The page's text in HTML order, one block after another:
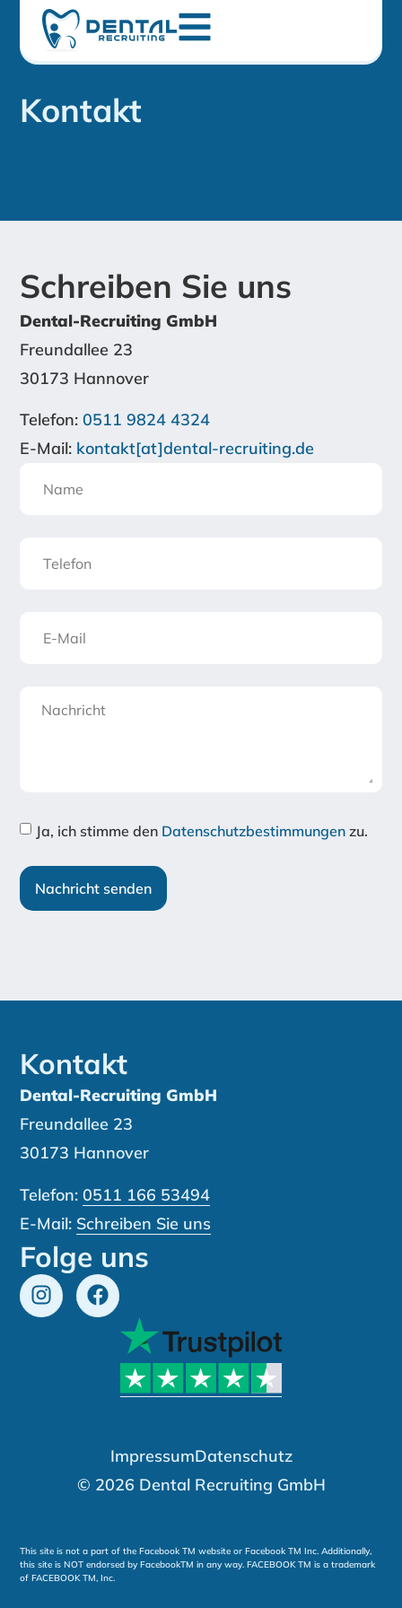
Kontakt
Schreiben Sie uns
Dental-Recruiting GmbH
Freundallee 23
30173 Hannover
Telefon:0511 9824 4324
E-Mail: kontakt[at]dental-recruiting.de
Ja, ich stimme den Datenschutzbestimmungen zu.
Nachricht senden
Kontakt
Dental-Recruiting GmbH
Freundallee 23
30173 Hannover
Telefon:0511 166 53494
E-Mail: Schreiben Sie uns
Folge uns
© 2026 Dental Recruiting GmbH
ImpressumDatenschutz
This site is not a part of the Facebook TM website or Facebook TM Inc. Additionally,
this site is NOT endorsed by FacebookTM in any way. FACEBOOK TM is a trademark
of FACEBOOK TM, Inc.